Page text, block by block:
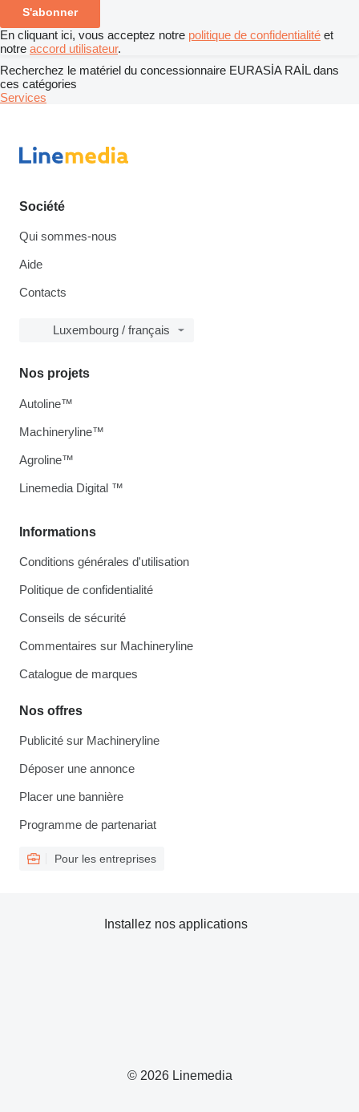
S'abonner
En cliquant ici, vous acceptez notre politique de confidentialité et
notre accord utilisateur.
Recherchez le matériel du concessionnaire EURASİA RAİL dans
ces catégories
Services
Société
Qui sommes-nous
Aide
Contacts
Luxembourg / français
Informations
Conditions générales d'utilisation
Politique de confidentialité
Conseils de sécurité
Commentaires sur Machineryline
Catalogue de marques
Nos offres
Publicité sur Machineryline
Déposer une annonce
Placer une bannière
Programme de partenariat
Pour les entreprises
Nos projets
Autoline™
Machineryline™
Agroline™
Linemedia Digital ™
© 2026 Linemedia
Installez nos applications